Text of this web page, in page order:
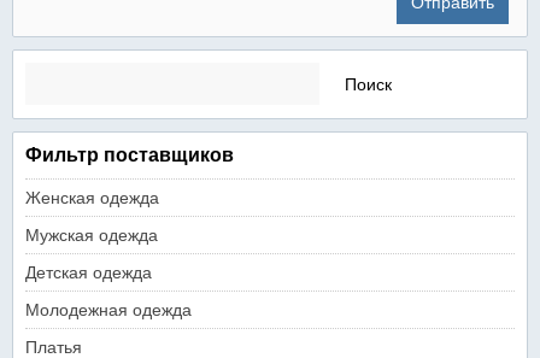
Найти:
Фильтр поставщиков
Женская одежда
Мужская одежда
Детская одежда
Молодежная одежда
Платья